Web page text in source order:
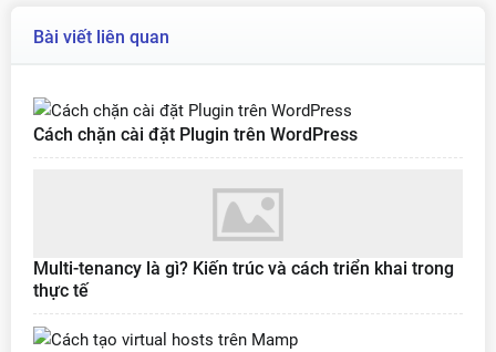
Bài viết liên quan
Cách chặn cài đặt Plugin trên WordPress
Multi-tenancy là gì? Kiến trúc và cách triển khai trong
thực tế